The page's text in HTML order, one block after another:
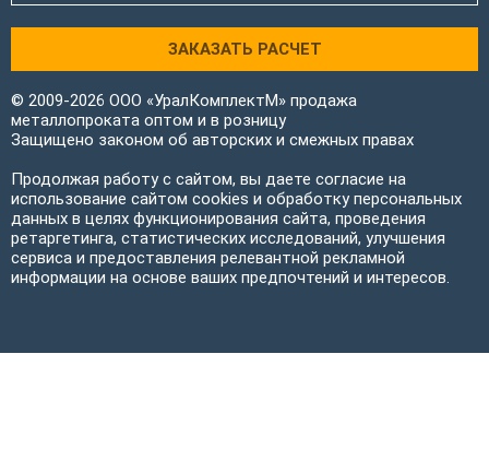
ЗАКАЗАТЬ РАСЧЕТ
© 2009-2026 ООО «УралКомплектМ» продажа
металлопроката оптом и в розницу
Защищено законом об авторских и смежных правах
Продолжая работу с сайтом, вы даете согласие на
использование сайтом cookies и обработку персональных
данных в целях функционирования сайта, проведения
ретаргетинга, статистических исследований, улучшения
сервиса и предоставления релевантной рекламной
информации на основе ваших предпочтений и интересов.